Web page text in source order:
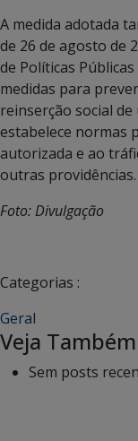
A medida adotada
de 26 de agosto de
de Políticas
medidas para
reinserção social
estabelece normas
autorizada e ao
outras providências.
Foto: Divulgação
Categorias :
Geral
Veja Também
Sem posts